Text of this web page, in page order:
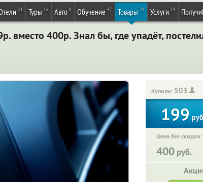
21 Туры 16 Авто 8 Обучение 47 Товары 29 Услуги 19
вместо 400р. Знал бы, где упадёт,
Купили: 503
199
Цена без скидки:
400 руб.